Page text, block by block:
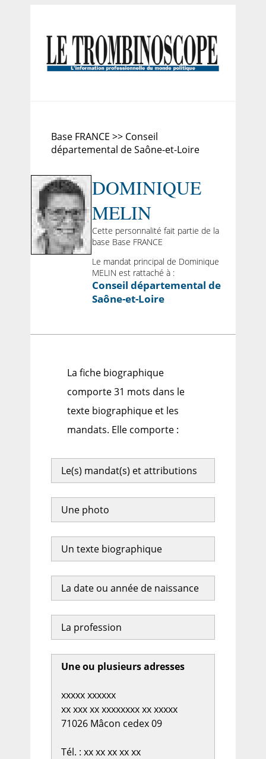
Base FRANCE >> Conseil
départemental de Saône-et-Loire
DOMINIQUE
MELIN
Cette personnalité fait partie de la
base Base FRANCE
Le mandat principal de Dominique
MELIN est rattaché à :
Conseil départemental de
Saône-et-Loire
La fiche biographique
comporte 31 mots dans le
texte biographique et les
mandats. Elle comporte :
Le(s) mandat(s) et attributions
Une photo
Un texte biographique
La date ou année de naissance
La profession
Une ou plusieurs adresses
xxxxx xxxxxx
xx xxx xx xxxxxxxx xx xxxxx
71026 Mâcon cedex 09
Tél. : xx xx xx xx xx